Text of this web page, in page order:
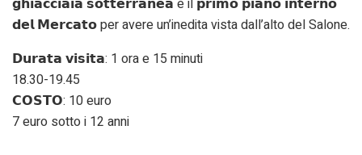
𝗱𝗲𝗹 𝗠𝗲𝗿𝗰𝗮𝘁𝗼 per avere un’inedita vista dall’alto del Salone.
𝗗𝘂𝗿𝗮𝘁𝗮 𝘃𝗶𝘀𝗶𝘁𝗮: 1 ora e 15 minuti
18.30-19.45
𝗖𝗢𝗦𝗧𝗢: 10 euro
7 euro sotto i 12 anni